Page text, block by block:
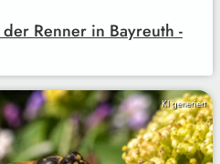
Renner in Bayreuth -
KI generiert